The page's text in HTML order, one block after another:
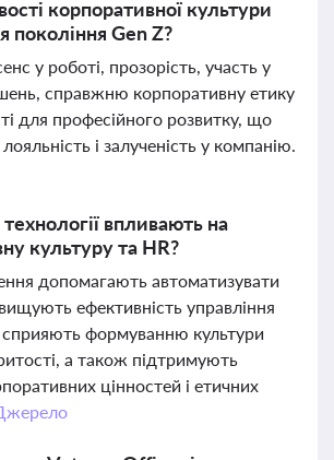
корпоративної культури
покоління Gen Z?
у роботі, прозорість, участь у
справжню корпоративну етику
для професійного розвитку, що
і залученість у компанію.
впливають на
культуру та HR?
допомагають автоматизувати
ефективність управління
формуванню культури
а також підтримують
цінностей і етичних